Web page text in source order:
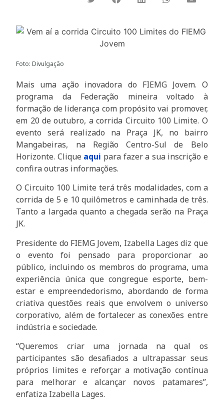
Foto: Divulgação
Mais uma ação inovadora do FIEMG Jovem. O
programa da Federação mineira voltado à
formação de liderança com propósito vai promover,
em 20 de outubro, a corrida Circuito 100 Limite. O
evento será realizado na Praça JK, no bairro
Mangabeiras, na Região Centro-Sul de Belo
Horizonte. Clique aqui para fazer a sua inscrição e
confira outras informações.
O Circuito 100 Limite terá três modalidades, com a
corrida de 5 e 10 quilômetros e caminhada de três.
Tanto a largada quanto a chegada serão na Praça
JK.
Presidente do FIEMG Jovem, Izabella Lages diz que
o evento foi pensado para proporcionar ao
público, incluindo os membros do programa, uma
experiência única que congregue esporte, bem-
estar e empreendedorismo, abordando de forma
criativa questões reais que envolvem o universo
corporativo, além de fortalecer as conexões entre
indústria e sociedade.
“Queremos criar uma jornada na qual os
participantes são desafiados a ultrapassar seus
próprios limites e reforçar a motivação contínua
para melhorar e alcançar novos patamares”,
enfatiza Izabella Lages.